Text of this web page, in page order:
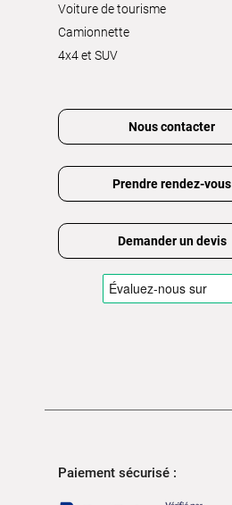
Voiture de tourisme
Camionnette
4x4 et SUV
Nous contacter
Prendre rendez-vous
Demander un devis
Paiement sécurisé :